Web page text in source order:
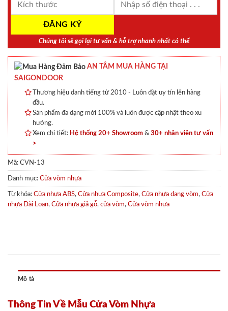
Chúng tôi sẽ gọi lại tư vấn & hỗ trợ nhanh nhất có thể
AN TÂM MUA HÀNG TẠI
SAIGONDOOR
Thương hiệu danh tiếng từ 2010 - Luôn đặt uy tín lên hàng
đầu.
Sản phẩm đa dạng mới 100% và luôn được cập nhật theo xu
hướng.
Xem chi tiết: Hệ thống 20+ Showroom & 30+ nhân viên tư vấn
>
Mã: CVN-13
Danh mục: Cửa vòm nhựa
Từ khóa: Cửa nhựa ABS, Cửa nhựa Composite, Cửa nhựa dạng vòm, Cửa
nhựa Đài Loan, Cửa nhựa giả gỗ, cửa vòm, Cửa vòm nhựa
Mô tả
Thông Tin Về Mẫu Cửa Vòm Nhựa